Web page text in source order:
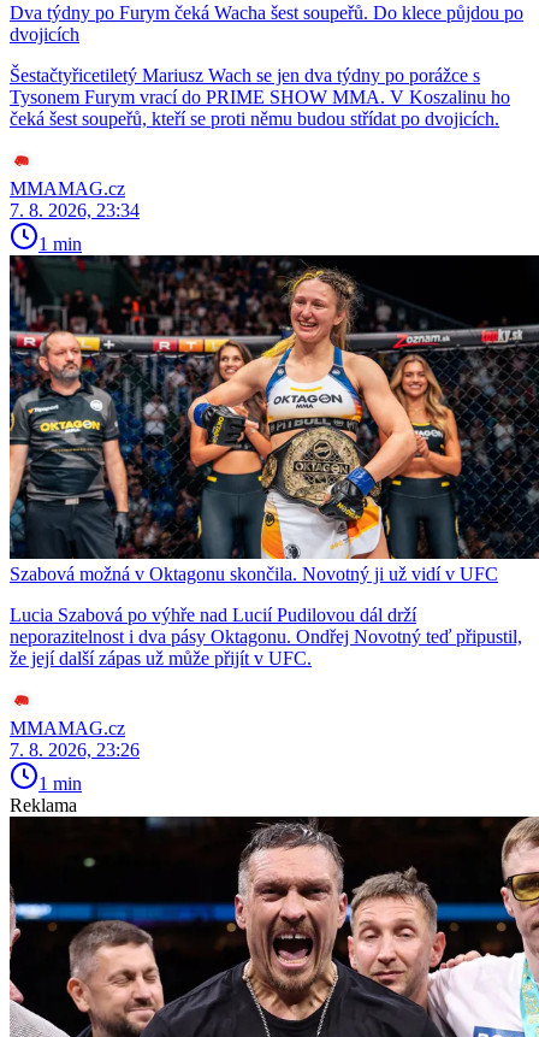
Dva týdny po Furym čeká Wacha šest soupeřů. Do klece půjdou po
dvojicích
Šestačtyřicetiletý Mariusz Wach se jen dva týdny po porážce s
Tysonem Furym vrací do PRIME SHOW MMA. V Koszalinu ho
čeká šest soupeřů, kteří se proti němu budou střídat po dvojicích.
MMAMAG.cz
7. 8. 2026, 23:34
1 min
Szabová možná v Oktagonu skončila. Novotný ji už vidí v UFC
Lucia Szabová po výhře nad Lucií Pudilovou dál drží
neporazitelnost i dva pásy Oktagonu. Ondřej Novotný teď připustil,
že její další zápas už může přijít v UFC.
MMAMAG.cz
7. 8. 2026, 23:26
1 min
Reklama